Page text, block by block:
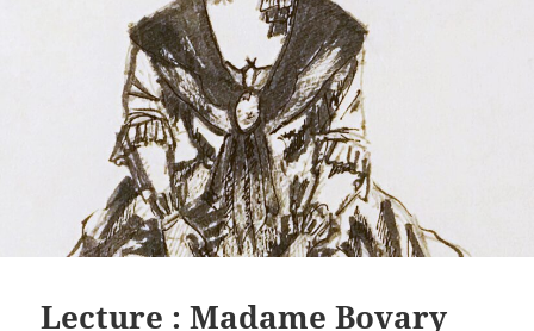
Lecture : Madame Bovary